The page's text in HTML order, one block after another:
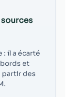
: il a écarté
et
partir des